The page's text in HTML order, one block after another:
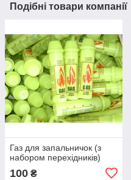
Подібні товари компанії
Газ для запальничок (з
набором перехідників)
100 ₴